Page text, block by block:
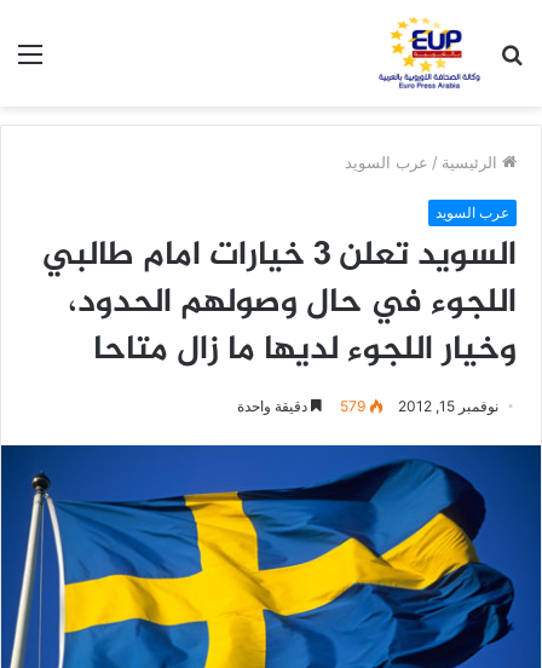
عن
الرئيسية / عرب السويد
عرب السويد
السويد تعلن 3 خيارات امام طالبي
اللجوء في حال وصولهم الحدود،
وخيار اللجوء لديها ما زال متاحا
نوفمبر 15, 2012 579 دقيقة واحدة